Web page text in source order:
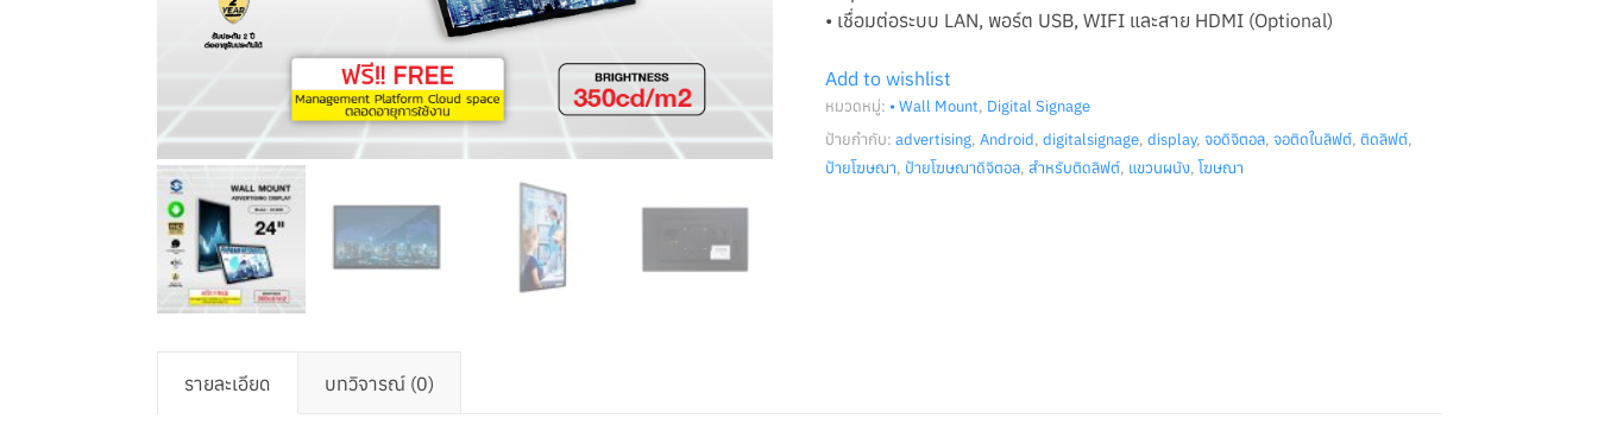
• เชื่อมต่อระบบ LAN, พอร์ต USB, WIFI และสาย HDMI (Optional)
Add to wishlist
หมวดหมู่: • Wall Mount, Digital Signage
ป้ายกำกับ: advertising, Android, digitalsignage, display, จอดิจิตอล, จอติดในลิฟต์, ติดลิฟต์,
ป้ายโฆษณา, ป้ายโฆษณาดิจิตอล, สำหรับติดลิฟต์, แขวนผนัง, โฆษณา
รายละเอียด บทวิจารณ์ (0)